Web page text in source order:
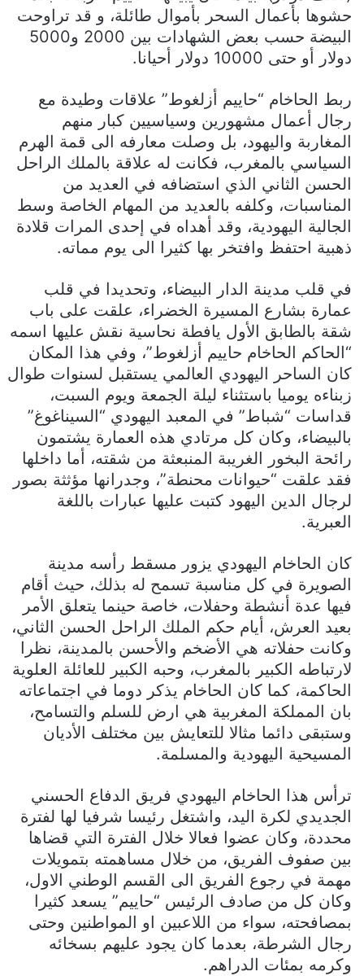
حشوها بأعمال السحر بأموال طائلة، و قد تراوحت
البيضة حسب بعض الشهادات بين 2000 و5000
دولار أو حتى 10000 دولار أحيانا.
ربط الحاخام “حاييم أزلغوط” علاقات وطيدة مع
رجال أعمال مشهورين وسياسيين كبار منهم
المغاربة واليهود، بل وصلت معارفه الى قمة الهرم
السياسي بالمغرب، فكانت له علاقة بالملك الراحل
الحسن الثاني الذي استضافه في العديد من
المناسبات، وكلفه بالعديد من المهام الخاصة وسط
الجالية اليهودية، وقد أهداه في إحدى المرات قلادة
ذهبية احتفظ وافتخر بها كثيرا الى يوم مماته.
في قلب مدينة الدار البيضاء، وتحديدا في قلب
عمارة بشارع المسيرة الخضراء، علقت على باب
شقة بالطابق الأول يافطة نحاسية نقش عليها اسمه
“الحاكم الحاخام حاييم أزلغوط”، وفي هذا المكان
كان الساحر اليهودي العالمي يستقبل لسنوات طوال
زبناءه يوميا باستثناء ليلة الجمعة ويوم السبت،
قداسات “شباط” في المعبد اليهودي “السيناغوغ”
بالبيضاء، وكان كل مرتادي هذه العمارة يشتمون
رائحة البخور الغريبة المنبعثة من شقته، أما داخلها
فقد علقت “حيوانات محنطة”، وجدرانها مؤثثة بصور
لرجال الدين اليهود كتبت عليها عبارات باللغة
العبرية.
كان الحاخام اليهودي يزور مسقط رأسه مدينة
الصويرة في كل مناسبة تسمح له بذلك، حيث أقام
فيها عدة أنشطة وحفلات، خاصة حينما يتعلق الأمر
بعيد العرش، أيام حكم الملك الراحل الحسن الثاني،
وكانت حفلاته هي الأضخم والأحسن بالمدينة، نظرا
لارتباطه الكبير بالمغرب، وحبه الكبير للعائلة العلوية
الحاكمة، كما كان الحاخام يذكر دوما في اجتماعاته
بان المملكة المغربية هي ارض للسلم والتسامح،
وستبقى دائما مثالا للتعايش بين مختلف الأديان
المسيحية اليهودية والمسلمة.
ترأس هذا الحاخام اليهودي فريق الدفاع الحسني
الجديدي لكرة اليد، واشتغل رئيسا شرفيا لها لفترة
محددة، وكان عضوا فعالا خلال الفترة التي قضاها
بين صفوف الفريق، من خلال مساهمته بتمويلات
مهمة في رجوع الفريق الى القسم الوطني الاول،
وكان كل من صادف الرئيس “حاييم” يسعد كثيرا
بمصافحته، سواء من اللاعبين او المواطنين وحتى
رجال الشرطة، بعدما كان يجود عليهم بسخائه
وكرمه بمئات الدراهم.